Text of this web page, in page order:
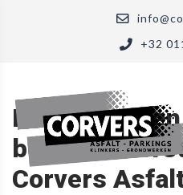
+32
Kiezen
Corvers